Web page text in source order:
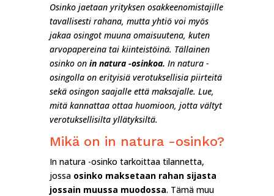
Osinko jaetaan yrityksen osakkeenomistajille
tavallisesti rahana, mutta yhtiö voi myös
jakaa osingot muuna omaisuutena, kuten
arvopapereina tai kiinteistöinä. Tällainen
osinko on in natura -osinkoa. In natura -
osingolla on erityisiä verotuksellisia piirteitä
sekä osingon saajalle että maksajalle. Lue,
mitä kannattaa ottaa huomioon, jotta vältyt
verotuksellisilta yllätyksiltä.
Mikä on in natura -osinko?
In natura -osinko tarkoittaa tilannetta,
jossa osinko maksetaan rahan sijasta
jossain muussa muodossa. Tämä muu